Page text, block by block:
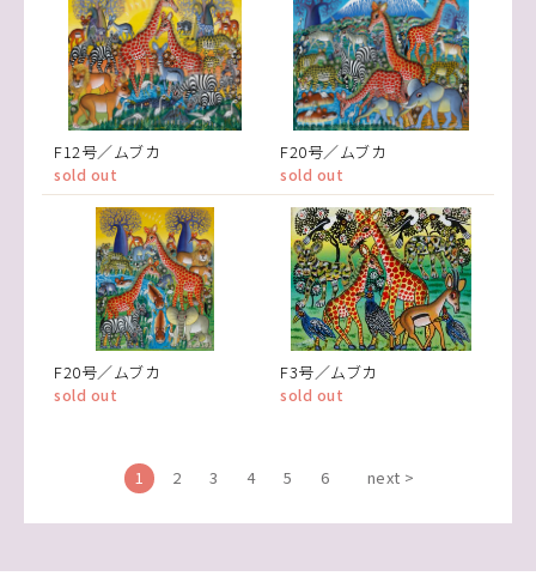
F12号／ムブカ
sold out
F20号／ムブカ
sold out
F20号／ムブカ
sold out
F3号／ムブカ
sold out
1 2 3 4 5 6 next >